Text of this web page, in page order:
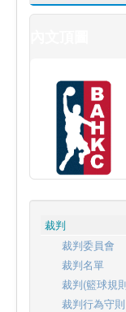
裁判
裁判委員會
裁判名單
裁判(籃球規
裁判行為守則